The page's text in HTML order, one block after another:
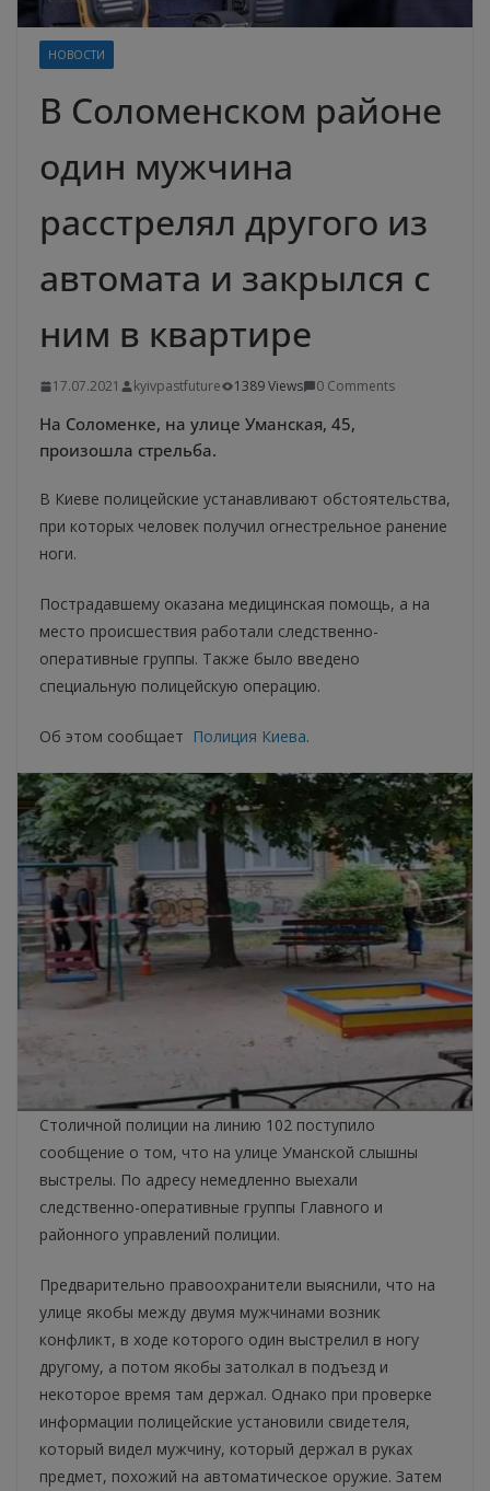
НОВОСТИ
В Соломенском районе
один мужчина
расстрелял другого из
автомата и закрылся с
ним в квартире
17.07.2021 kyivpastfuture 1389 Views 0 Comments
На Соломенке, на улице Уманская, 45,
произошла стрельба.
В Киеве полицейские устанавливают обстоятельства,
при которых человек получил огнестрельное ранение
ноги.
Пострадавшему оказана медицинская помощь, а на
место происшествия работали следственно-
оперативные группы. Также было введено
специальную полицейскую операцию.
Об этом сообщает Полиция Киева.
Столичной полиции на линию 102 поступило
сообщение о том, что на улице Уманской слышны
выстрелы. По адресу немедленно выехали
следственно-оперативные группы Главного и
районного управлений полиции.
Предварительно правоохранители выяснили, что на
улице якобы между двумя мужчинами возник
конфликт, в ходе которого один выстрелил в ногу
другому, а потом якобы затолкал в подъезд и
некоторое время там держал. Однако при проверке
информации полицейские установили свидетеля,
который видел мужчину, который держал в руках
предмет, похожий на автоматическое оружие. Затем